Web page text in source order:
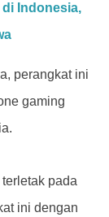
di Indonesia,
perangkat ini
gaming
pada
ini dengan